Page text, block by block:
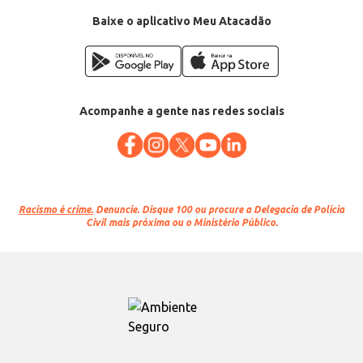
Baixe o aplicativo Meu Atacadão
Acompanhe a gente nas redes sociais
Racismo é crime. Denuncie. Disque 100 ou procure a Delegacia de Polícia
Civil mais próxima ou o Ministério Público.